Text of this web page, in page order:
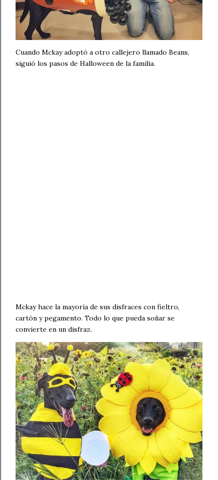
Cuando Mckay adoptó a otro callejero llamado Beans,
siguió los pasos de Halloween de la familia.
Mckay hace la mayoría de sus disfraces con fieltro,
cartón y pegamento. Todo lo que pueda soñar se
convierte en un disfraz.